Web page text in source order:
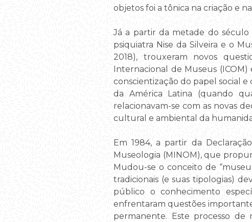
objetos foi a tônica na criação e
Já a partir da metade do século
psiquiatra Nise da Silveira e o
2018), trouxeram novos
Internacional de Museus
conscientização do papel social e
da América Latina (quando
relacionavam-se com as novas
cultural e ambiental da
Em 1984, a partir da
Museologia (MINOM), que
Mudou-se o conceito de “museu
tradicionais (e suas tipologias)
público o conhecimento
enfrentaram questões
permanente. Este processo